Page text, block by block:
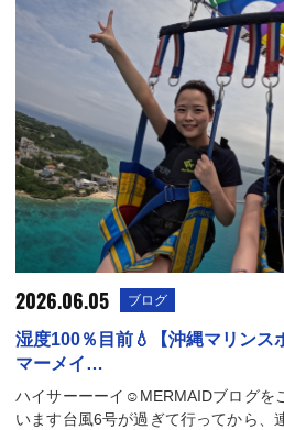
2026.06.05 ブログ
湿度100％目前💧【沖縄マリン
マーメイ…
ハイサーーーイ☺️MERMAIDブログを
います台風6号が過ぎて行ってから、